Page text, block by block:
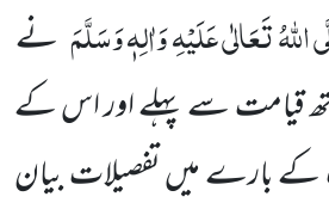
تَعَالٰی عَلَیْہِ وَاٰلِہٖ وَسَلَّمَ نے
قیامت سے پہلے اور اس کے
بارے میں تفصیلات بیان